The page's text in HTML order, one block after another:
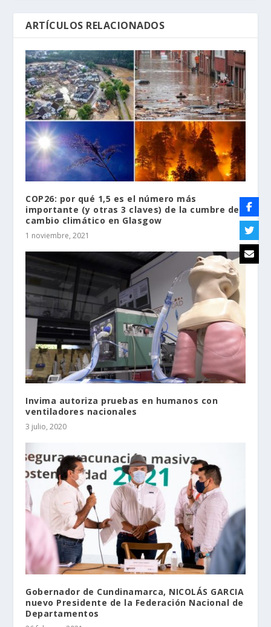
ARTÍCULOS RELACIONADOS
COP26: por qué 1,5 es el número más
importante (y otras 3 claves) de la cumbre de
cambio climático en Glasgow
1 noviembre, 2021
Invima autoriza pruebas en humanos con
ventiladores nacionales
3 julio, 2020
Gobernador de Cundinamarca, NICOLÁS GARCIA
nuevo Presidente de la Federación Nacional de
Departamentos